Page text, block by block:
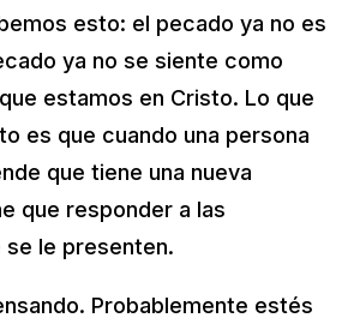
esto: el pecado ya no es
ya no se siente como
estamos en Cristo. Lo que
es que cuando una persona
que tiene una nueva
que responder a las
se le presenten.
Probablemente estés